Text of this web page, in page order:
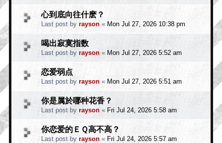
心到底向往什麽？
Last post by rayson « Mon Jul 27, 2026 10:38 pm
喝出寂寞指数
Last post by rayson « Mon Jul 27, 2026 5:52 am
恋爱弱点
Last post by rayson « Mon Jul 27, 2026 5:51 am
你是属於哪种花香？
Last post by rayson « Fri Jul 24, 2026 5:58 am
你恋爱的ＥＱ高不高？
Last post by rayson « Fri Jul 24, 2026 5:57 am